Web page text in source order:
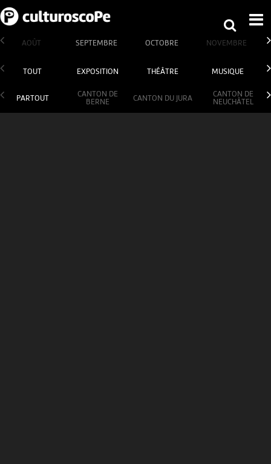
AOÛT SEPTEMBRE OCTOBRE NOVEMBRE
TOUT EXPOSITION THÉÂTRE MUSIQUE
PARTOUT
CANTON DE
BERNE
CANTON DU JURA
CANTON DE
NEUCHÂTEL